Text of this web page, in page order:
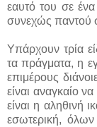
εαυτό του σε
συνεχώς παντού
Υπάρχουν τρία
τα πράγματα, η
επιμέρους
είναι αναγκαίο
είναι η αληθινή
εσωτερική,